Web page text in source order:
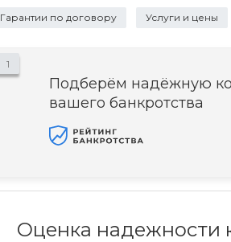
Гарантии по договору Услуги и цены
1
Подберём надёжную
вашего банкротства
Оценка надежности